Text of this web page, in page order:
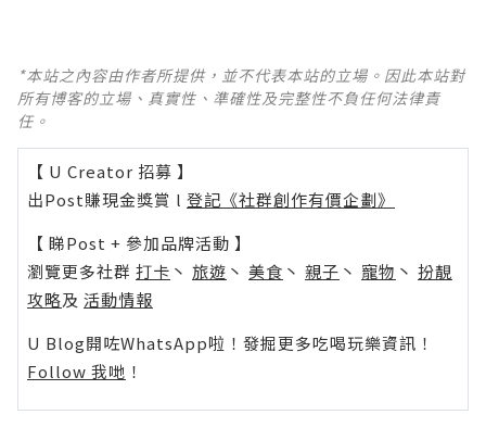
*本站之內容由作者所提供，並不代表本站的立場。因此本站對
所有博客的立場、真實性、準確性及完整性不負任何法律責
任。
【 U Creator 招募 】
出Post賺現金獎賞 l 登記《社群創作有價企劃》
【 睇Post + 參加品牌活動 】
瀏覽更多社群 打卡 丶 旅遊 丶 美食 丶 親子 丶 寵物 丶 扮靚
攻略及 活動情報
U Blog開咗WhatsApp啦！發掘更多吃喝玩樂資訊！
Follow 我哋 ！